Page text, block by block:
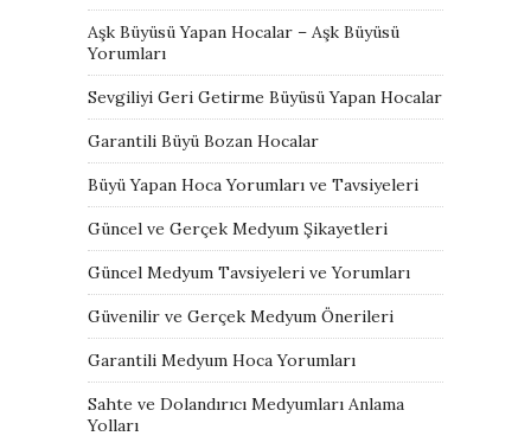
Aşk Büyüsü Yapan Hocalar – Aşk Büyüsü
Yorumları
Sevgiliyi Geri Getirme Büyüsü Yapan Hocalar
Garantili Büyü Bozan Hocalar
Büyü Yapan Hoca Yorumları ve Tavsiyeleri
Güncel ve Gerçek Medyum Şikayetleri
Güncel Medyum Tavsiyeleri ve Yorumları
Güvenilir ve Gerçek Medyum Önerileri
Garantili Medyum Hoca Yorumları
Sahte ve Dolandırıcı Medyumları Anlama
Yolları